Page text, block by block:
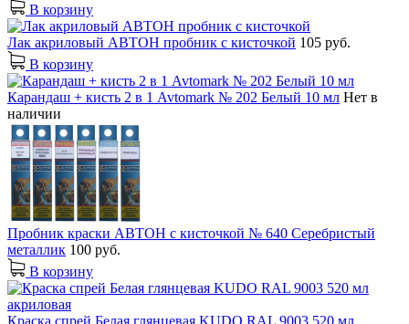
В корзину
Лак акриловый АВТОН пробник с кисточкой 105 руб.
В корзину
Карандаш + кисть 2 в 1 Avtomark № 202 Белый 10 мл Нет в
наличии
Пробник краски АВТОН с кисточкой № 640 Серебристый
металлик 100 руб.
В корзину
Краска спрей Белая глянцевая KUDO RAL 9003 520 мл